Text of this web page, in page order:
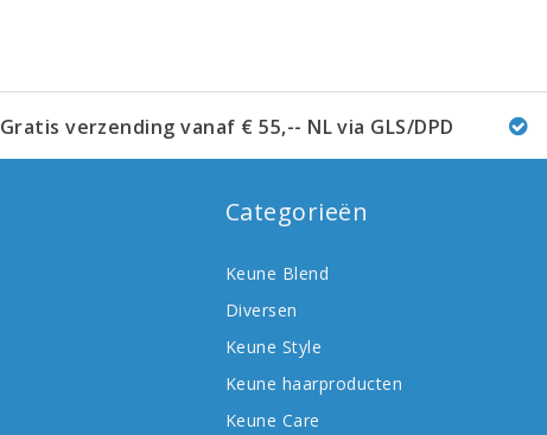
Gratis verzending vanaf € 55,-- NL via GLS/DPD
Categorieën
Keune Blend
Diversen
Keune Style
Keune haarproducten
Keune Care